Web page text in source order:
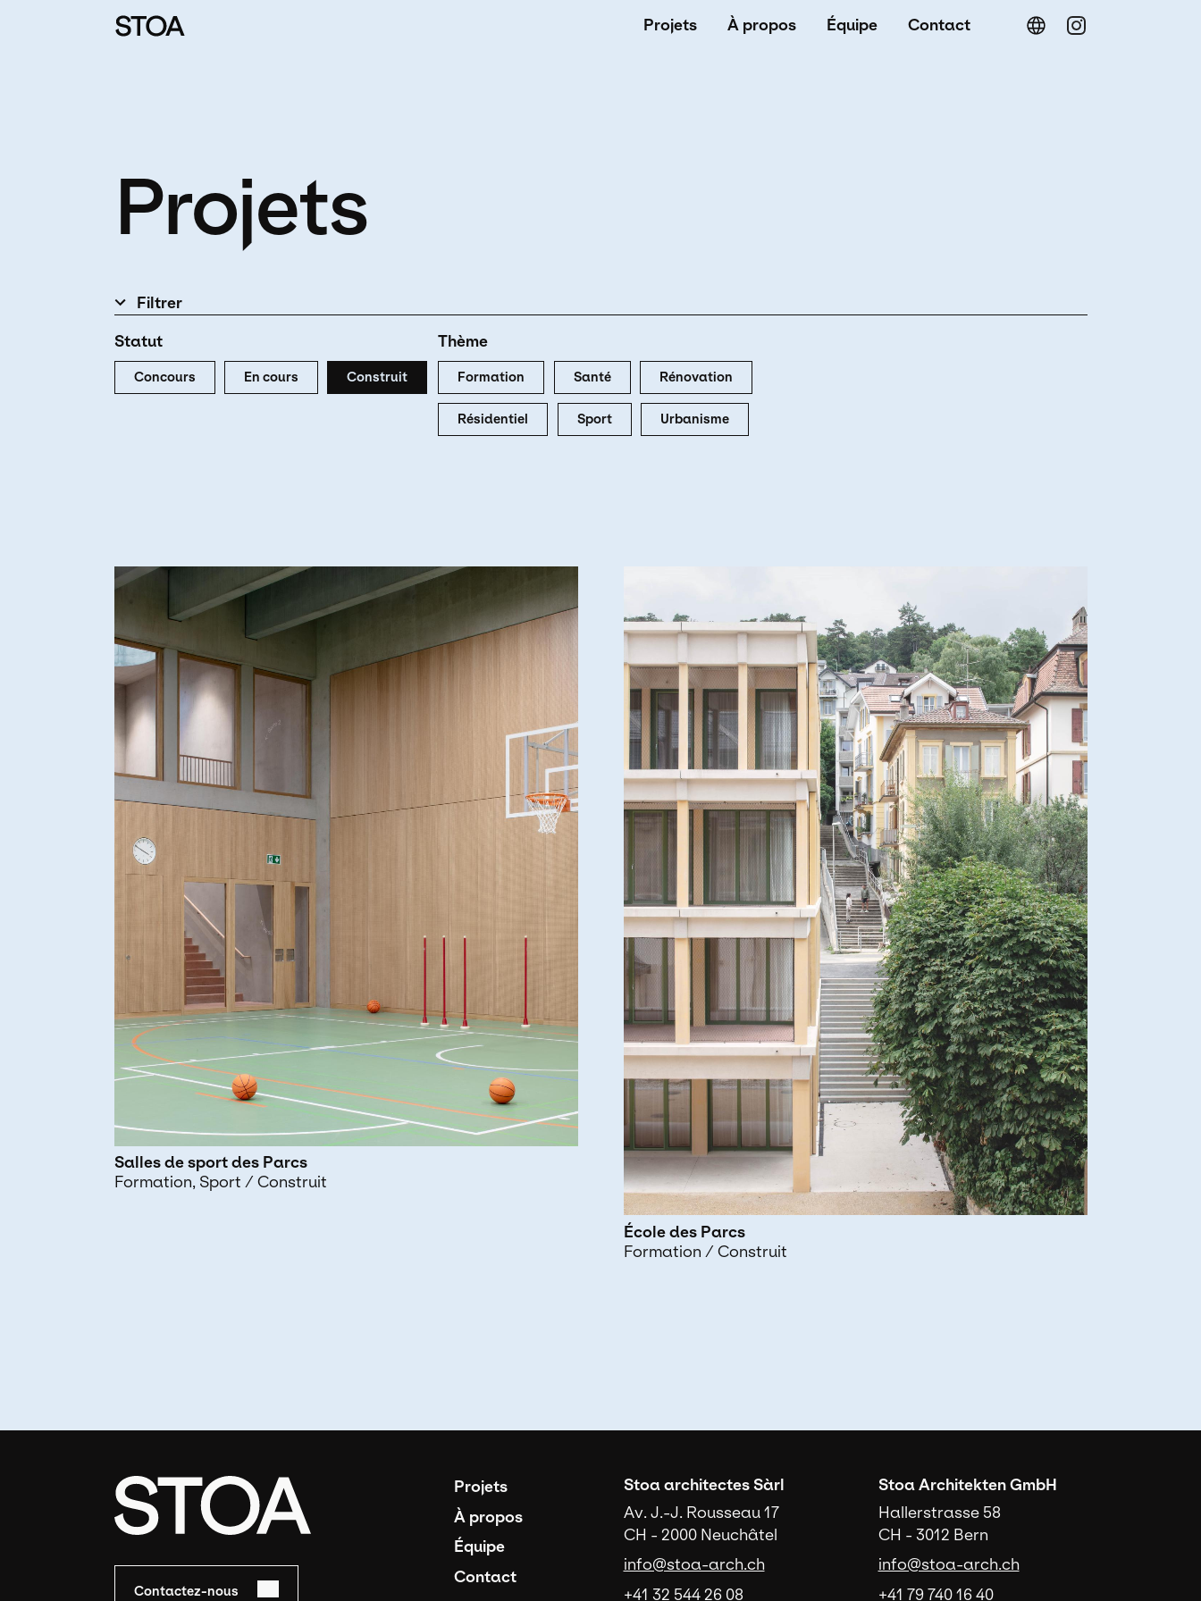
Navigation principale
Projets À propos Équipe Contact
Projets
Filtrer
Statut
Concours En cours Construit
Thème
Formation Santé Rénovation
Résidentiel Sport Urbanisme
Salles de sport des Parcs
Formation Sport / Construit
École des Parcs
Formation / Construit
Contactez-nous
Navigation principale
Projets
À propos
Équipe
Contact
Stoa architectes Sàrl
Av. J.-J. Rousseau 17
CH - 2000 Neuchâtel
info@stoa-arch.ch
+41 32 544 26 08
Stoa Architekten GmbH
Hallerstrasse 58
CH - 3012 Bern
info@stoa-arch.ch
+41 79 740 16 40